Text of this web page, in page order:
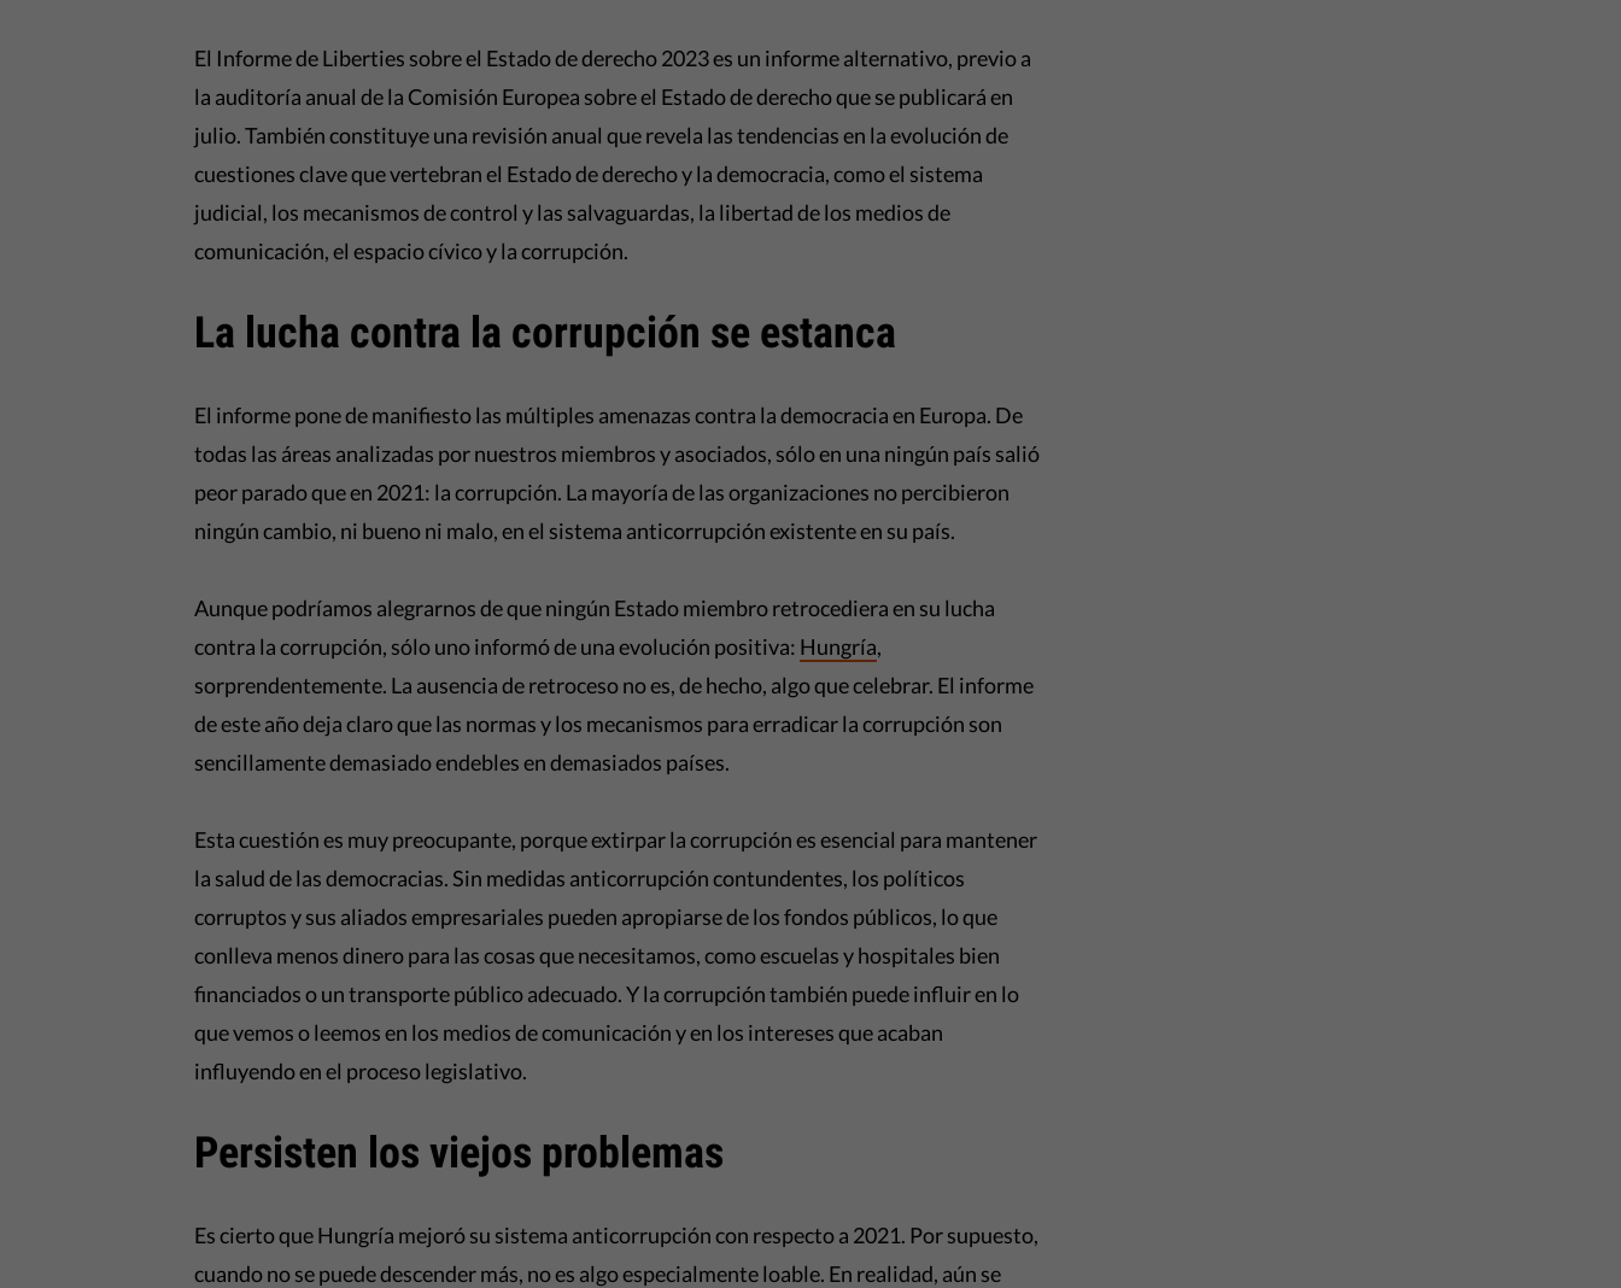
El Informe de Liberties sobre el Estado de derecho 2023 es un informe alternativo, previo a
la auditoría anual de la Comisión Europea sobre el Estado de derecho que se publicará en
julio. También constituye una revisión anual que revela las tendencias en la evolución de
cuestiones clave que vertebran el Estado de derecho y la democracia, como el sistema
judicial, los mecanismos de control y las salvaguardas, la libertad de los medios de
comunicación, el espacio cívico y la corrupción.
La lucha contra la corrupción se estanca
El informe pone de manifiesto las múltiples amenazas contra la democracia en Europa. De
todas las áreas analizadas por nuestros miembros y asociados, sólo en una ningún país salió
peor parado que en 2021: la corrupción. La mayoría de las organizaciones no percibieron
ningún cambio, ni bueno ni malo, en el sistema anticorrupción existente en su país.
Aunque podríamos alegrarnos de que ningún Estado miembro retrocediera en su lucha
contra la corrupción, sólo uno informó de una evolución positiva: Hungría,
sorprendentemente. La ausencia de retroceso no es, de hecho, algo que celebrar. El informe
de este año deja claro que las normas y los mecanismos para erradicar la corrupción son
sencillamente demasiado endebles en demasiados países.
Esta cuestión es muy preocupante, porque extirpar la corrupción es esencial para mantener
la salud de las democracias. Sin medidas anticorrupción contundentes, los políticos
corruptos y sus aliados empresariales pueden apropiarse de los fondos públicos, lo que
conlleva menos dinero para las cosas que necesitamos, como escuelas y hospitales bien
financiados o un transporte público adecuado. Y la corrupción también puede influir en lo
que vemos o leemos en los medios de comunicación y en los intereses que acaban
influyendo en el proceso legislativo.
Persisten los viejos problemas
Es cierto que Hungría mejoró su sistema anticorrupción con respecto a 2021. Por supuesto,
cuando no se puede descender más, no es algo especialmente loable. En realidad, aún se